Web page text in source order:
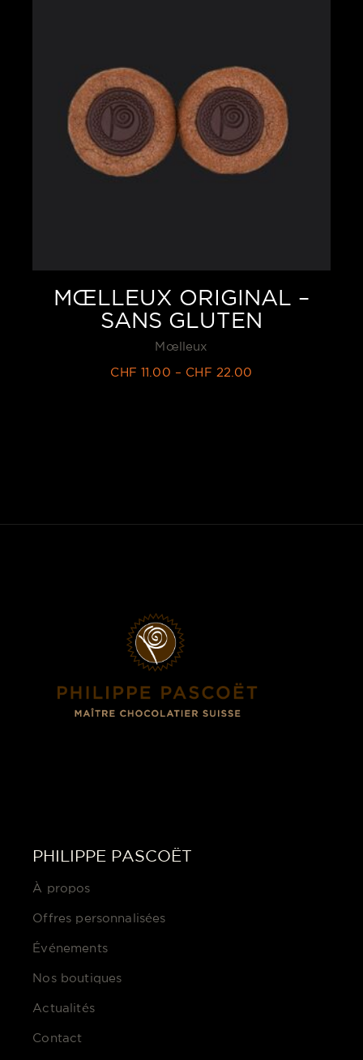
MŒLLEUX ORIGINAL –
SANS GLUTEN
Mœlleux
CHF 11.00 – CHF 22.00
PHILIPPE PASCOËT
À propos
Offres personnalisées
Événements
Nos boutiques
Actualités
Contact